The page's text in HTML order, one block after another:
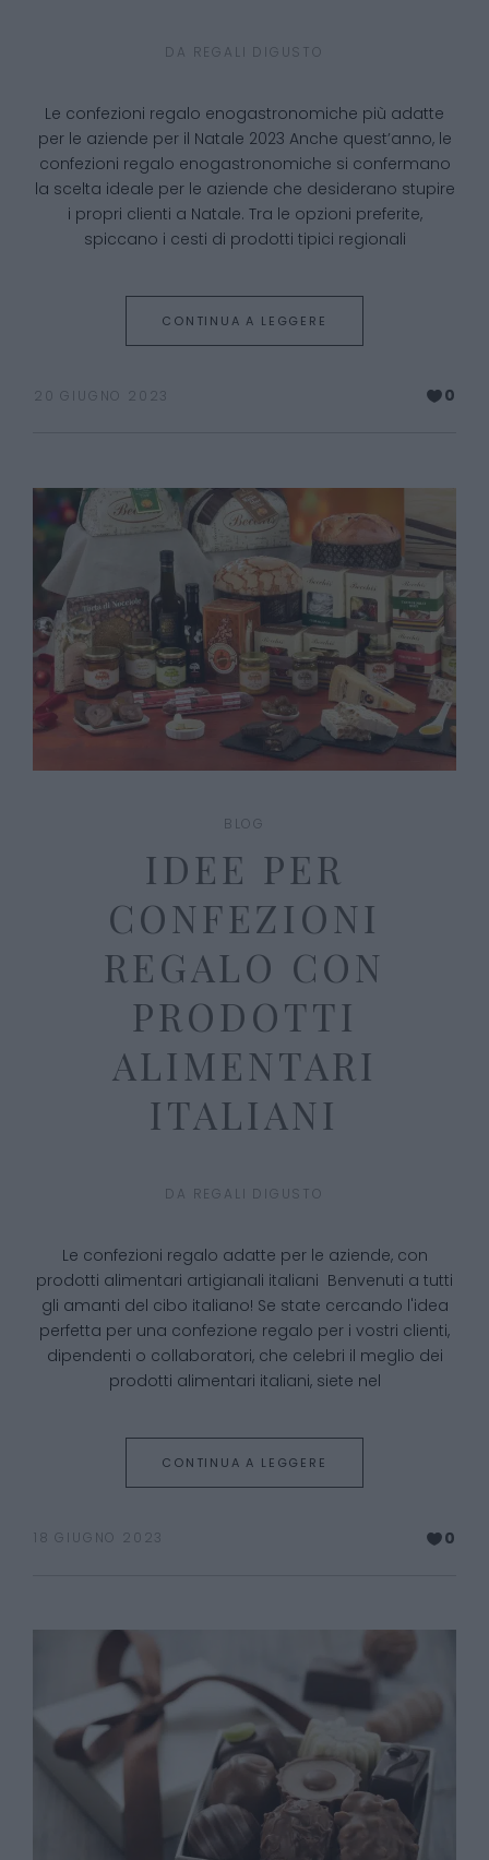
DA REGALI DIGUSTO
Le confezioni regalo enogastronomiche più adatte
per le aziende per il Natale 2023 Anche quest’anno, le
confezioni regalo enogastronomiche si confermano
la scelta ideale per le aziende che desiderano stupire
i propri clienti a Natale. Tra le opzioni preferite,
spiccano i cesti di prodotti tipici regionali
CONTINUA A LEGGERE
20 GIUGNO 2023 0
BLOG
IDEE PER
CONFEZIONI
REGALO CON
PRODOTTI
ALIMENTARI
ITALIANI
DA REGALI DIGUSTO
Le confezioni regalo adatte per le aziende, con
prodotti alimentari artigianali italiani Benvenuti a tutti
gli amanti del cibo italiano! Se state cercando l'idea
perfetta per una confezione regalo per i vostri clienti,
dipendenti o collaboratori, che celebri il meglio dei
prodotti alimentari italiani, siete nel
CONTINUA A LEGGERE
18 GIUGNO 2023 0